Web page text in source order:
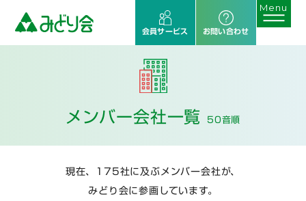
会員サービス お問い合わせ
メンバー会社一覧 50音順
現在、175社に及ぶメンバー会社が、
みどり会に参画しています。